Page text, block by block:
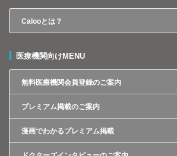
Calooとは？
医療機関向けMENU
無料医療機関会員登録のご案内
プレミアム掲載のご案内
漫画でわかるプレミアム掲載